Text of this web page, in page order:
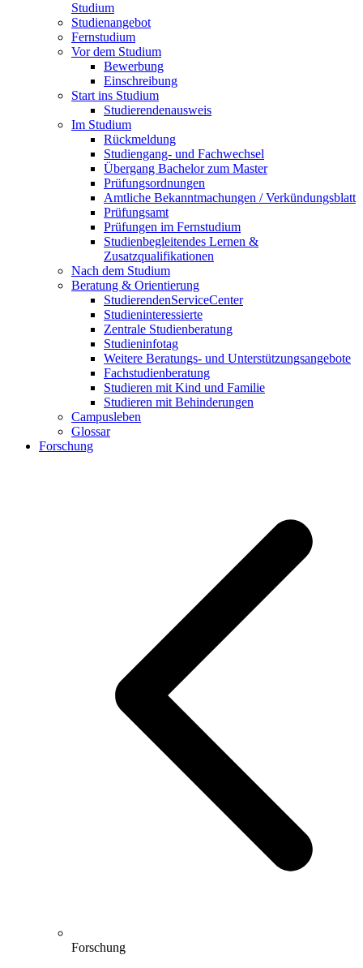
Studium
Studienangebot
Fernstudium
Vor dem Studium
Bewerbung
Einschreibung
Start ins Studium
Studierendenausweis
Im Studium
Rückmeldung
Studiengang- und Fachwechsel
Übergang Bachelor zum Master
Prüfungsordnungen
Amtliche Bekanntmachungen / Verkündungsblatt
Prüfungsamt
Prüfungen im Fernstudium
Studienbegleitendes Lernen &
Zusatzqualifikationen
Nach dem Studium
Beratung & Orientierung
StudierendenServiceCenter
Studieninteressierte
Zentrale Studienberatung
Studieninfotag
Weitere Beratungs- und Unterstützungsangebote
Fachstudienberatung
Studieren mit Kind und Familie
Studieren mit Behinderungen
Campusleben
Glossar
Forschung
Forschung